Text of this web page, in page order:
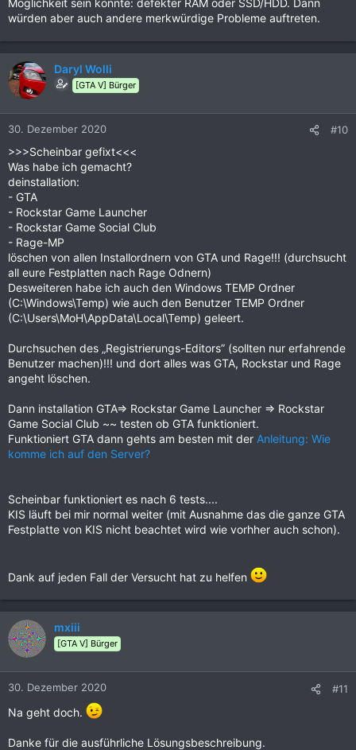
würden aber auch andere merkwürdige Probleme auftreten.
Daryl Wolli
[GTA V] Bürger
30. Dezember 2020 #10
>>>Scheinbar gefixt<<<
Was habe ich gemacht?
deinstallation:
- GTA
- Rockstar Game Launcher
- Rockstar Game Social Club
- Rage-MP
löschen von allen Installordnern von GTA und Rage!!! (durchsucht
all eure Festplatten nach Rage Odnern)
Desweiteren habe ich auch den Windows TEMP Ordner
(C:\Windows\Temp) wie auch den Benutzer TEMP Ordner
(C:\Users\MoH\AppData\Local\Temp) geleert.
Durchsuchen des „Registrierungs-Editors” (sollten nur erfahrende
Benutzer machen)!!! und dort alles was GTA, Rockstar und Rage
angeht löschen.
Dann installation GTA=> Rockstar Game Launcher => Rockstar
Game Social Club ~~ testen ob GTA funktioniert.
Funktioniert GTA dann gehts am besten mit der Anleitung: Wie
komme ich auf den Server?
Scheinbar funktioniert es nach 6 tests....
KIS läuft bei mir normal weiter (mit Ausnahme das die ganze GTA
Festplatte von KIS nicht beachtet wird wie vorhher auch schon).
Dank auf jeden Fall der Versucht hat zu helfen
mxiii
[GTA V] Bürger
30. Dezember 2020 #11
Na geht doch.
Danke für die ausführliche Lösungsbeschreibung.